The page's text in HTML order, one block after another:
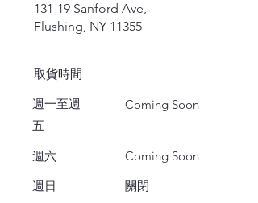
131-19 Sanford Ave,
Flushing, NY 11355
取貨時間
週一至週
五
週六
週日
Coming Soon
Coming Soon
關閉